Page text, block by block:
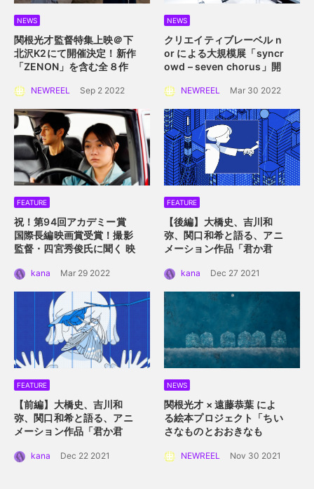
NEWS
関根光才監督特集上映＠下
北沢K2にて開催決定！ 新作
「ZENON」を含む全８作
NEWREEL Sep 2 2022
NEWS
クリエイティブレーベル n
or による大規模展 「syncr
owd – seven chorus」開
（土）〜 4月10日（日）横
浜赤レンガ倉庫にて
NEWREEL Mar 30 2022
FEATURE
祝！第94回アカデミー賞
国際長編映画賞受賞！撮影
監督・四宮秀俊氏に聞く 映
ー」におけるロケーション
の魅力
kana Mar 29 2022
FEATURE
【後編】大橋史、吉川和
弥、関口和希と語る、アニ
メーション作品「君か君
描くアニメーション的心理
描写。
kana Dec 27 2021
FEATURE
【前編】大橋史、吉川和
弥、関口和希と語る、アニ
メーション作品「君か君
ーデザインと感情移入させ
kana Dec 22 2021
NEWS
関根光才 × 遠藤恭葉 によ
る絵本プロジェクト「ちい
さなものとおおきなも
本にするプロジェクト始動
NEWREEL Nov 30 2021